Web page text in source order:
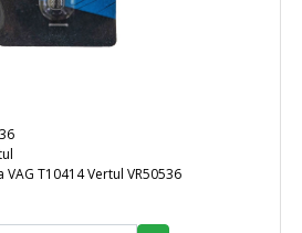
T10414 Vertul VR50536